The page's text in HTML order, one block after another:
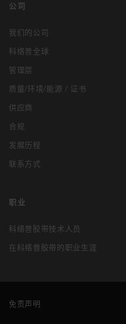
公司
我们的公司
科络普全球
管理层
质量/环境/能源 / 证书
供应商
合规
发展历程
联系方式
职业
科络普胶带技术人员
在科络普胶带的职业生涯
免责声明